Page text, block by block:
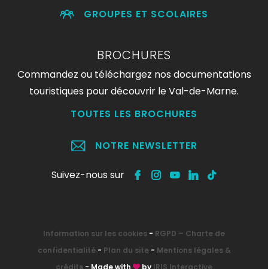
GROUPES ET SCOLAIRES
BROCHURES
Commandez ou téléchargez nos documentations
touristiques pour découvrir le Val-de-Marne.
TOUTES LES BROCHURES
NOTRE NEWSLETTER
Suivez-nous sur
Information sur les cookies - RGPD – Charte de
confidentialité- Plan du site- Mentions légales &
crédits - Made with by IRIS Interactive